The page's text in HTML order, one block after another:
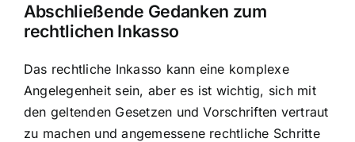
Abschließende Gedanken zum
rechtlichen Inkasso
Das rechtliche Inkasso kann eine komplexe
Angelegenheit sein, aber es ist wichtig, sich mit
den geltenden Gesetzen und Vorschriften vertraut
zu machen und angemessene rechtliche Schritte